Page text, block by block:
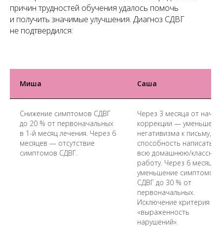
причин трудностей обучения удалось помочь
и получить значимые улучшения. Диагноз СДВГ
не подтвердился:
Миша Саша
Снижение симптомов СДВГ
до 20 % от первоначальных
в 1-й месяц лечения. Через 6
месяцев — отсутствие
симптомов СДВГ.
Через 3 месяца от
коррекции —
негативизма к письму,
способность написать
всю домашнюю/классную
работу. Через 6 месяцев:
уменьшение симптомов
СДВГ до 30 % от
первоначальных.
Исключение критерия
«выраженность
нарушений».